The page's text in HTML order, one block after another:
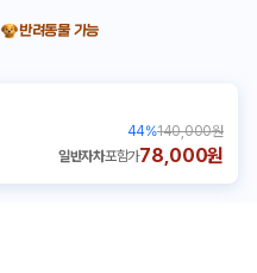
반려동물 가능
44%140,000원
일반자차포함가78,000원